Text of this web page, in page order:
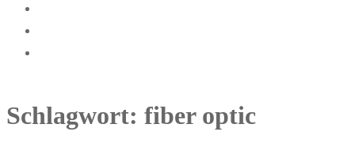
Schlagwort: fiber optic